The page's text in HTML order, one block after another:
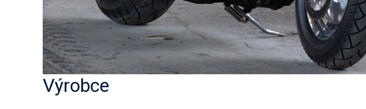
Výrobce